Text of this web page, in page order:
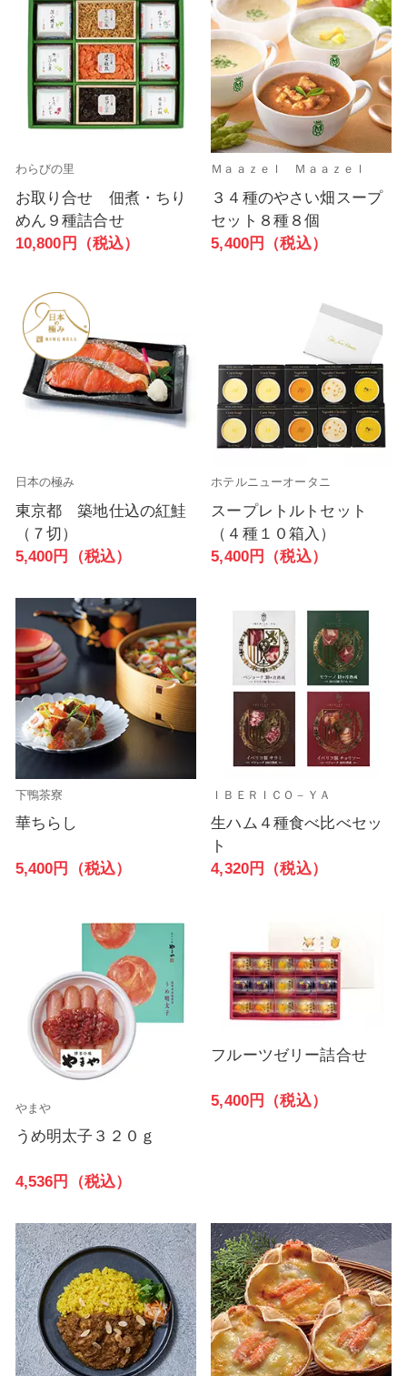
わらびの里
お取り合せ 佃煮・ちり
めん９種詰合せ
10,800円（税込）
Ｍａａｚｅｌ Ｍａａｚｅｌ
３４種のやさい畑スープ
セット８種８個
5,400円（税込）
日本の極み
東京都 築地仕込の紅鮭
（７切）
5,400円（税込）
ホテルニューオータニ
スープレトルトセット
（４種１０箱入）
5,400円（税込）
下鴨茶寮
華ちらし
5,400円（税込）
ＩＢＥＲＩＣＯ－ＹＡ
生ハム４種食べ比べセッ
ト
4,320円（税込）
やまや
うめ明太子３２０ｇ
4,536円（税込）
フルーツゼリー詰合せ
5,400円（税込）